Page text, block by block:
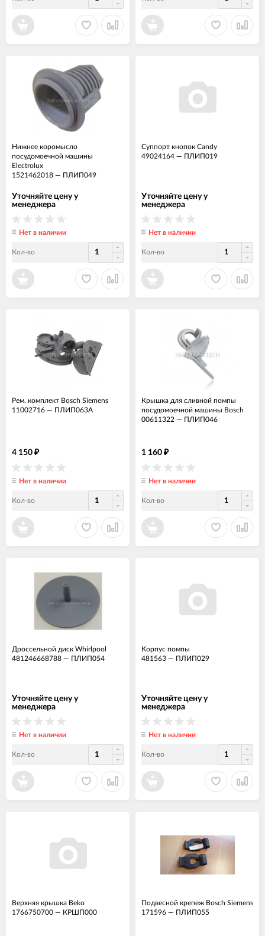
Нижнее коромысло
посудомоечной машины
Electrolux
1521462018 — ПЛИП049
Уточняйте цену у
менеджера
Нет в наличии
Кол-во
Суппорт кнопок Candy
49024164 — ПЛИП019
Уточняйте цену у
менеджера
Нет в наличии
Кол-во
Рем. комплект Bosch Siemens
11002716 — ПЛИП063А
4 150 ₽
Нет в наличии
Кол-во
Крышка для сливной помпы
посудомоечной машины Bosch
00611322 — ПЛИП046
1 160 ₽
Нет в наличии
Кол-во
Дроссельной диск Whirlpool
481246668788 — ПЛИП054
Уточняйте цену у
менеджера
Нет в наличии
Кол-во
Корпус помпы
481563 — ПЛИП029
Уточняйте цену у
менеджера
Нет в наличии
Кол-во
Верхняя крышка Beko
1766750700 — КРШП000
Подвесной крепеж Bosch Siemens
171596 — ПЛИП055